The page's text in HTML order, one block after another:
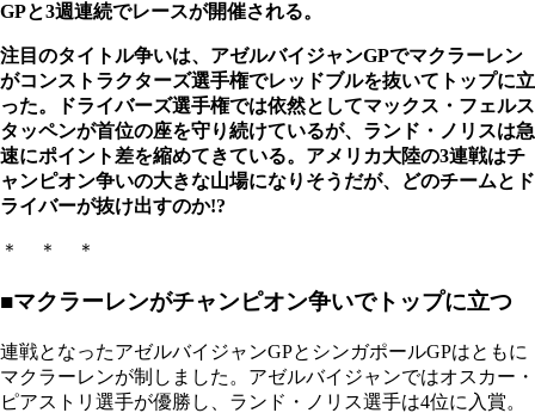
GPと3週連続でレースが開催される。
注目のタイトル争いは、アゼルバイジャンGPでマクラーレン
がコンストラクターズ選手権でレッドブルを抜いてトップに立
った。ドライバーズ選手権では依然としてマックス・フェルス
タッペンが首位の座を守り続けているが、ランド・ノリスは急
速にポイント差を縮めてきている。アメリカ大陸の3連戦はチ
ャンピオン争いの大きな山場になりそうだが、どのチームとド
ライバーが抜け出すのか!?
＊ ＊ ＊
■マクラーレンがチャンピオン争いでトップに立つ
連戦となったアゼルバイジャンGPとシンガポールGPはともに
マクラーレンが制しました。アゼルバイジャンではオスカー・
ピアストリ選手が優勝し、ランド・ノリス選手は4位に入賞。